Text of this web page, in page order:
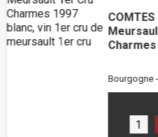
COMTES LAFON -
Meursault 1er Cru
Charmes 1997
Bourgogne - Côte de Beaune
AJOUTER AU PANIER